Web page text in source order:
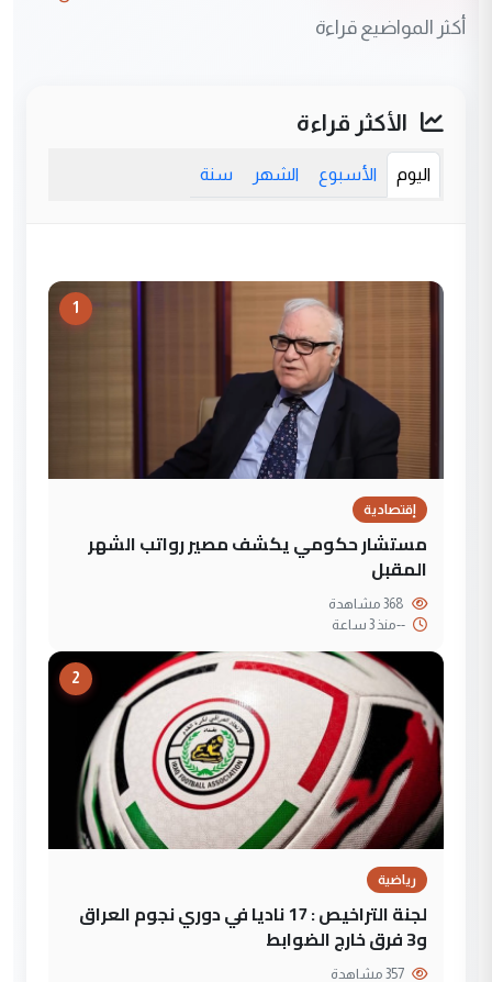
أكثر المواضيع قراءة
الأكثر قراءة
اليوم الأسبوع الشهر سنة
1
إقتصادية
مستشار حكومي يكشف مصير رواتب الشهر
المقبل
--منذ 3 ساعة
2
رياضية
لجنة التراخيص : 17 ناديا في دوري نجوم العراق
و3 فرق خارج الضوابط